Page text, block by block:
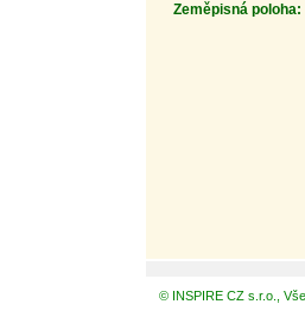
Zeměpisná poloha:
© INSPIRE CZ s.r.o.,